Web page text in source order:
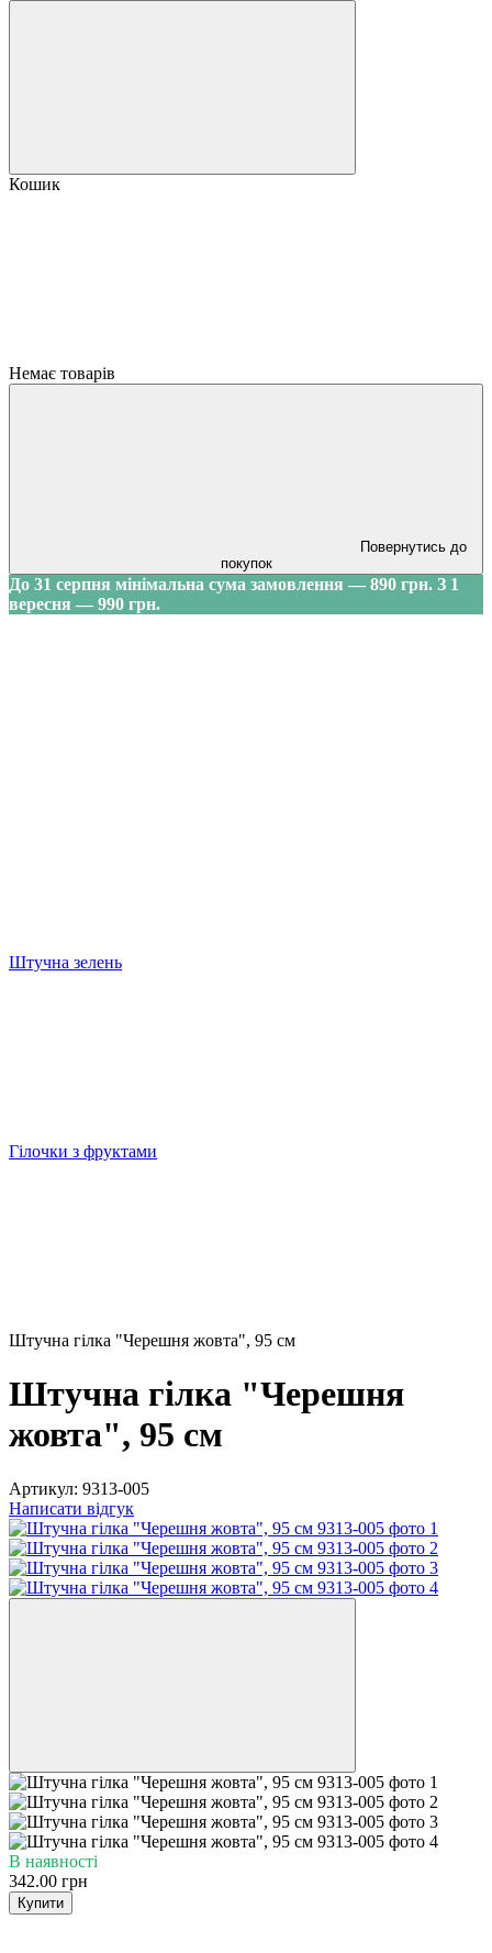
Кошик
Немає товарів
Повернутись до
покупок
До 31 серпня мінімальна сума замовлення — 890 грн. З 1
вересня — 990 грн.
Штучна зелень
Гілочки з фруктами
Штучна гілка "Черешня жовта", 95 см
Штучна гілка "Черешня
жовта", 95 см
Артикул: 9313-005
Написати відгук
В наявності
342.00 грн
Купити